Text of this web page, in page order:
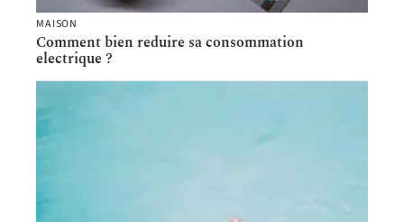
MAISON
Comment bien reduire sa consommation
electrique ?